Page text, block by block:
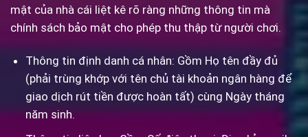
mật của nhà cái liệt kê rõ ràng những thông tin mà
chính sách bảo mật cho phép thu thập từ người chơi.
Thông tin định danh cá nhân: Gồm Họ tên đầy đủ
(phải trùng khớp với tên chủ tài khoản ngân hàng để
giao dịch rút tiền được hoàn tất) cùng Ngày tháng
năm sinh.